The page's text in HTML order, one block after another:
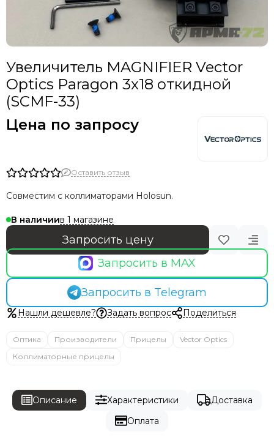
Увеличитель MAGNIFIER Vector
Optics Paragon 3x18 откидной
(SCMF-33)
Цена по запросу
Оставить отзыв
Совместим с коллиматорами Holosun.
В наличиив 1 магазине
Запросить цену
Запросить в MAX
Запросить в Telegram
Нашли дешевле? Задать вопрос Поделиться
Оптика Производители Прицелы
Vector Optics
Коллиматорные прицелы
Описание Характеристики
Доставка
Оплата